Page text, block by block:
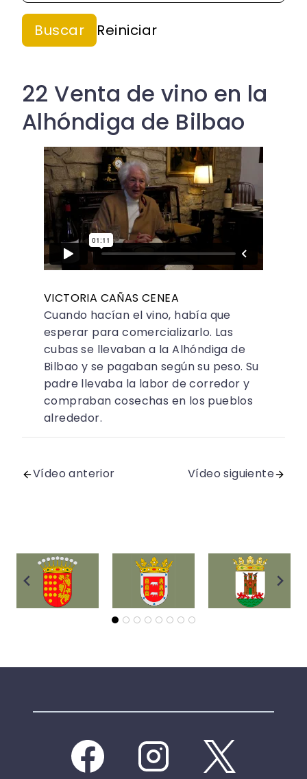
22 Venta de vino en la
Alhóndiga de Bilbao
VICTORIA CAÑAS CENEA
Cuando hacían el vino, había que
esperar para comercializarlo. Las
cubas se llevaban a la Alhóndiga de
Bilbao y se pagaban según su peso. Su
padre llevaba la labor de corredor y
compraban cosechas en los pueblos
alrededor.
Vídeo anterior Vídeo siguiente